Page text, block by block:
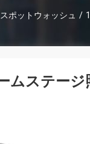
ポットウォッシュ /
ムステージ